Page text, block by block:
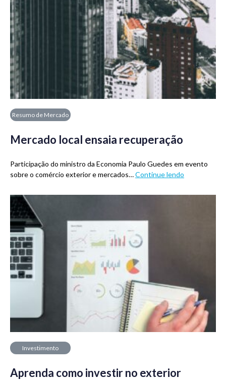
Resumo de Mercado
Mercado local ensaia recuperação
Participação do ministro da Economia Paulo Guedes em evento
sobre o comércio exterior e mercados…Continue lendo
Investimento
Aprenda como investir no exterior